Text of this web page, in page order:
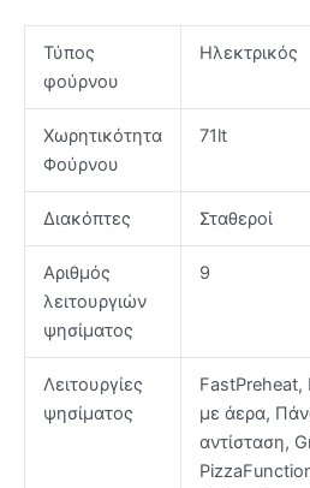
Τύπος
φούρνου
Ηλεκτρικός
Χωρητικότητα
Φούρνου
71lt
Διακόπτες Σταθεροί
Αριθμός
λειτουργιών
ψησίματος
9
Λειτουργίες
ψησίματος
με άερα,
αντίσταση,